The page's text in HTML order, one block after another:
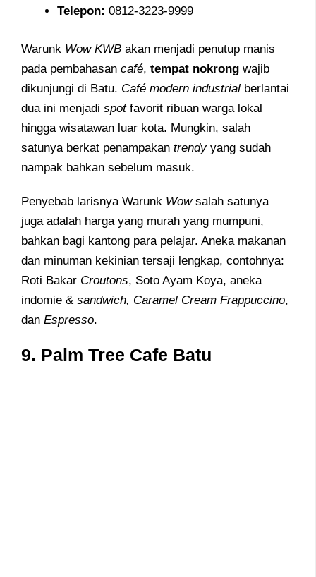
Telepon: 0812-3223-9999
Warunk Wow KWB akan menjadi penutup manis
pada pembahasan café, tempat nokrong wajib
dikunjungi di Batu. Café modern industrial berlantai
dua ini menjadi spot favorit ribuan warga lokal
hingga wisatawan luar kota. Mungkin, salah
satunya berkat penampakan trendyyang sudah
nampak bahkan sebelum masuk.
Penyebab larisnya Warunk Wowsalah satunya
juga adalah harga yang murah yang mumpuni,
bahkan bagi kantong para pelajar. Aneka makanan
dan minuman kekinian tersaji lengkap, contohnya:
Roti Bakar Croutons, Soto Ayam Koya, aneka
indomie & sandwich, Caramel Cream Frappuccino,
dan Espresso.
9. Palm Tree Cafe Batu